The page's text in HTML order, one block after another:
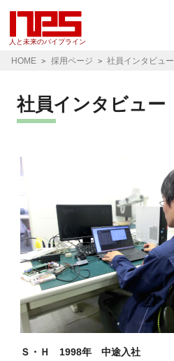
人と未来のパイプライン
HOME 採用ページ 社員インタビュー
社員インタビュー
Ｓ・Ｈ 1998年 中途入社